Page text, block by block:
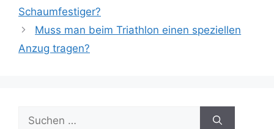
Schaumfestiger?
Muss man beim Triathlon einen speziellen
Anzug tragen?